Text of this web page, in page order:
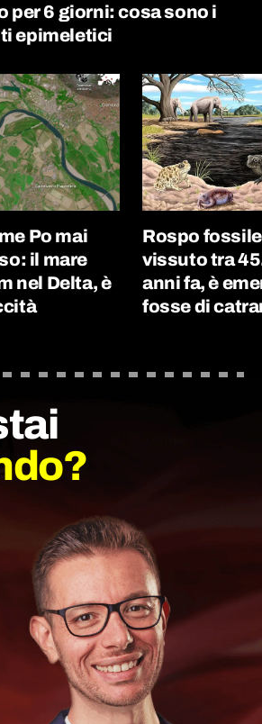
per 6 giorni: cosa sono i
epimeletici
Po mai
il mare
nel Delta, è
Rospo
vissuto tra
anni fa, è
fosse di